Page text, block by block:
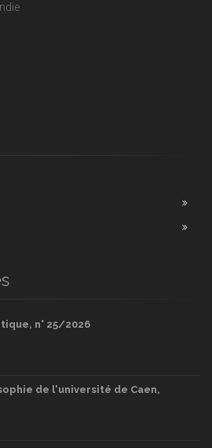
n° 25/2026
de l'université de Caen,